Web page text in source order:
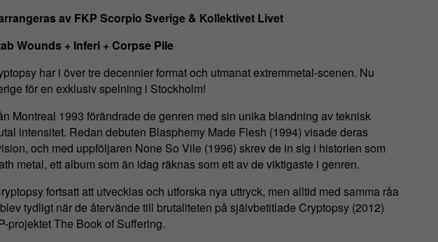
av FKP Scorpio Sverige & Kollektivet Livet
Wounds + Inferi + Corpse Pile
har i över tre decennier format och utmanat extremmetal-scenen. Nu
för en exklusiv spelning i Stockholm!
Montreal 1993 förändrade de genren med sin unika blandning av teknisk
intensitet. Redan debuten Blasphemy Made Flesh (1994) visade deras
och med uppföljaren None So Vile (1996) skrev de in sig i historien som
metal, ett album som än idag räknas som ett av de viktigaste i genren.
fortsatt att utvecklas och utforska nya uttryck, men alltid med samma råa
tydligt när de återvände till brutaliteten på självbetitlade Cryptopsy (2012)
projektet The Book of Suffering.